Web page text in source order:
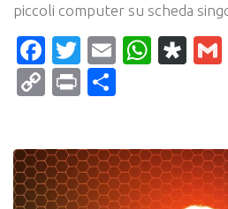
piccoli computer su scheda
Facebook
Twitter
Email
CopyPrint